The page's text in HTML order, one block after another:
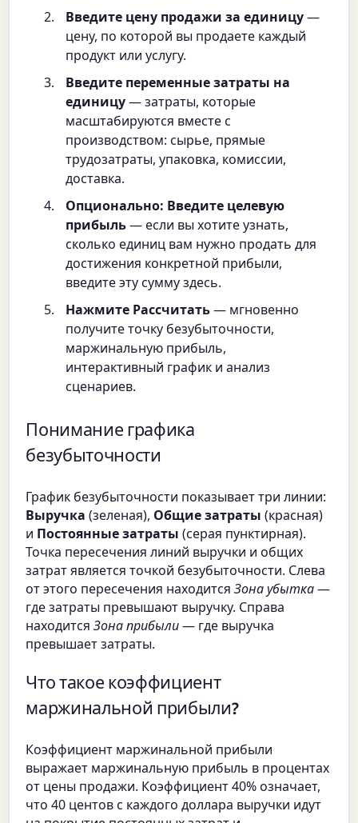
Введите цену продажи за единицу—
цену, по которой вы продаете каждый
продукт или услугу.
Введите переменные затраты на
единицу— затраты, которые
масштабируются вместе с
производством: сырье, прямые
трудозатраты, упаковка, комиссии,
доставка.
Опционально: Введите целевую
прибыль— если вы хотите узнать,
сколько единиц вам нужно продать для
достижения конкретной прибыли,
введите эту сумму здесь.
Нажмите Рассчитать— мгновенно
получите точку безубыточности,
маржинальную прибыль,
интерактивный график и анализ
сценариев.
Понимание графика
безубыточности
График безубыточности показывает три линии:
Выручка (зеленая), Общие затраты (красная)
и Постоянные затраты (серая пунктирная).
Точка пересечения линий выручки и общих
затрат является точкой безубыточности. Слева
от этого пересечения находитсяЗона убытка—
где затраты превышают выручку. Справа
находитсяЗона прибыли— где выручка
превышает затраты.
Что такое коэффициент
маржинальной прибыли?
Коэффициент маржинальной прибыли
выражает маржинальную прибыль в процентах
от цены продажи. Коэффициент 40% означает,
что 40 центов с каждого доллара выручки идут